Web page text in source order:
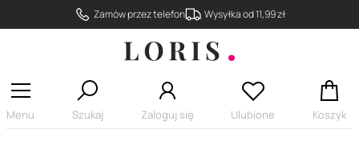
Zamów przez telefon Wysyłka od 11,99 zł
Menu Szukaj Zaloguj się Ulubione Koszyk